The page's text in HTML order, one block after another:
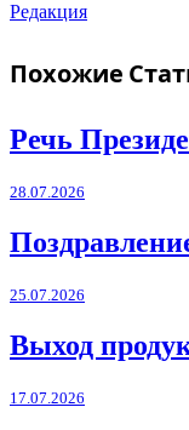
Редакция
Похожие
Речь
28.07.2026
25.07.2026
Выход
17.07.2026